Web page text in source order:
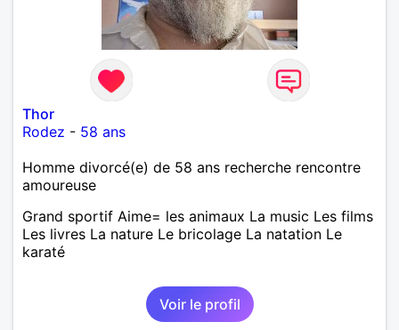
Thor
Rodez - 58 ans
Homme divorcé(e) de 58 ans recherche rencontre
amoureuse
Grand sportif Aime= les animaux La music Les films
Les livres La nature Le bricolage La natation Le
karaté
Voir le profil